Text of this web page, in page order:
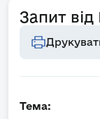
Запит
Тема: